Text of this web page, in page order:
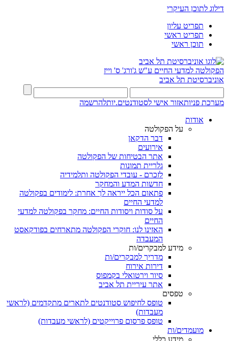
דילוג לתוכן העיקרי
תפריט עליון
תפריט ראשי
תוכן ראשי
הפקולטה למדעי החיים ע"ש ג'ורג' ס' וייז
אוניברסיטת תל אביב
מערכת פניותאזור אישי לסטודנטים.יותלהרשמה
אודות
על הפקולטה
דבר הדקאן
אירועים
אתר הבטיחות של הפקולטה
גלריית תמונות
לזכרם - עובדי הפקולטה ותלמידיה
חדשות המדע והמחקר
פתאום הכל ייראה לך אחרת: לימודים בפקולטה
למדעי החיים
על סודות ויסודות החיים: מחקר בפקולטה למדעי
החיים
האזינו לנו: חוקרי הפקולטה מתארחים בפודקאסט
המעבדה
מידע למבקרים/ות
מדריך למבקרים/ות
דירות אירוח
סיור וירטואלי בקמפוס
אתר עיריית תל אביב
טפסים
טופס לחיפוש סטודנטים לתארים מתקדמים (לראשי
מעבדות)
טופס פרסום פרוייקטים (לראשי מעבדות)
מועמדים/ות
מידע כללי